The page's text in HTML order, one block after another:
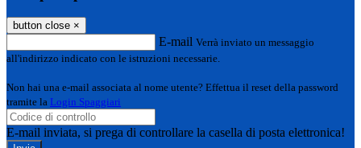
button close ×
E-mail Verrà inviato un messaggio
all'indirizzo indicato con le istruzioni necessarie.
Non hai una e-mail associata al nome utente? Effettua il reset della password
tramite la Login Spaggiari
E-mail inviata, si prega di controllare la casella di posta elettronica!